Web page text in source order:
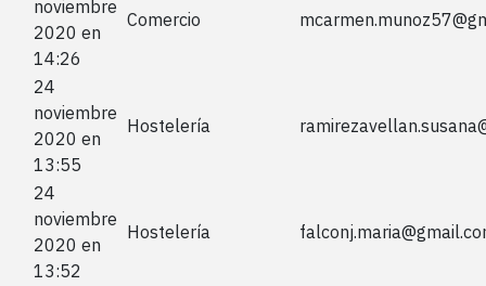
noviembre
2020 en
14:26
Comercio
24
noviembre
2020 en
13:55
Hostelería
24
noviembre
2020 en
13:52
Hostelería